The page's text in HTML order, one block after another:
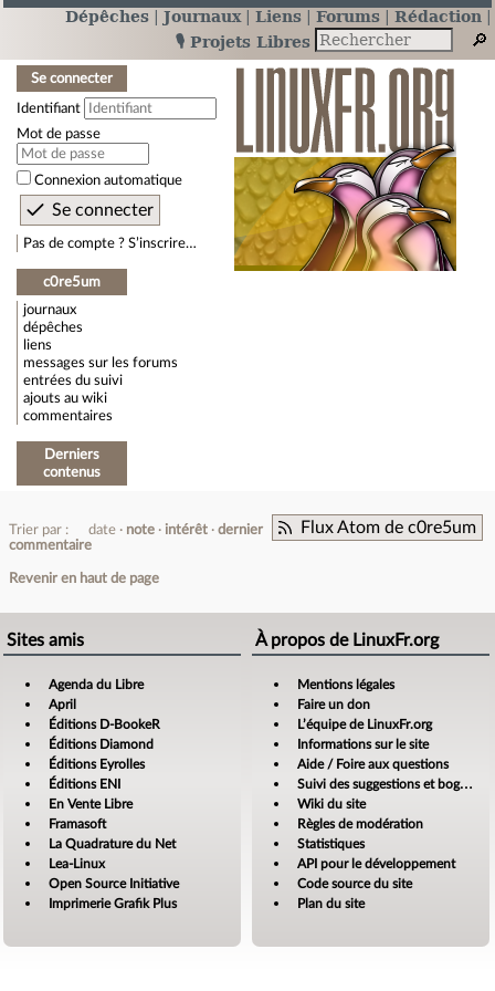
Dépêches Journaux Liens Forums
Rédaction
🎙️ Projets Libres
Se connecter
Identifiant
Mot de passe
Connexion automatique
Pas de compte ? S’inscrire…
c0re5um
journaux
dépêches
liens
messages sur les forums
entrées du suivi
ajouts au wiki
commentaires
Derniers
contenus
Flux Atom de c0re5um
Trier par : date note intérêt
dernier
commentaire
Revenir en haut de page
Sites amis
Agenda du Libre
April
Éditions D-BookeR
Éditions Diamond
Éditions Eyrolles
Éditions ENI
En Vente Libre
Framasoft
La Quadrature du Net
Lea-Linux
Open Source Initiative
Imprimerie Grafik Plus
À propos de LinuxFr.org
Mentions légales
Faire un don
L’équipe de LinuxFr.org
Informations sur le site
Aide / Foire aux questions
Suivi des suggestions et bogues
Wiki du site
Règles de modération
Statistiques
API pour le développement
Code source du site
Plan du site